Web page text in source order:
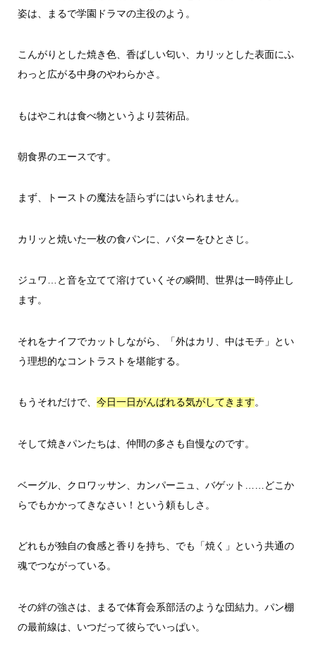
姿は、まるで学園ドラマの主役のよう。
こんがりとした焼き色、香ばしい匂い、カリッとした表面にふ
わっと広がる中身のやわらかさ。
もはやこれは食べ物というより芸術品。
朝食界のエースです。
まず、トーストの魔法を語らずにはいられません。
カリッと焼いた一枚の食パンに、バターをひとさじ。
ジュワ…と音を立てて溶けていくその瞬間、世界は一時停止し
ます。
それをナイフでカットしながら、「外はカリ、中はモチ」とい
う理想的なコントラストを堪能する。
もうそれだけで、 今日一日がんばれる気がしてきます 。
そして焼きパンたちは、仲間の多さも自慢なのです。
ベーグル、クロワッサン、カンパーニュ、バゲット……どこか
らでもかかってきなさい！という頼もしさ。
どれもが独自の食感と香りを持ち、でも「焼く」という共通の
魂でつながっている。
その絆の強さは、まるで体育会系部活のような団結力。パン棚
の最前線は、いつだって彼らでいっぱい。